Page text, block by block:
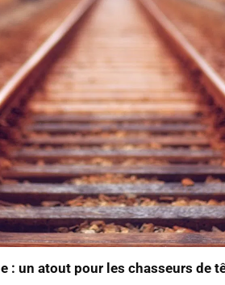
: un atout pour les chasseurs de